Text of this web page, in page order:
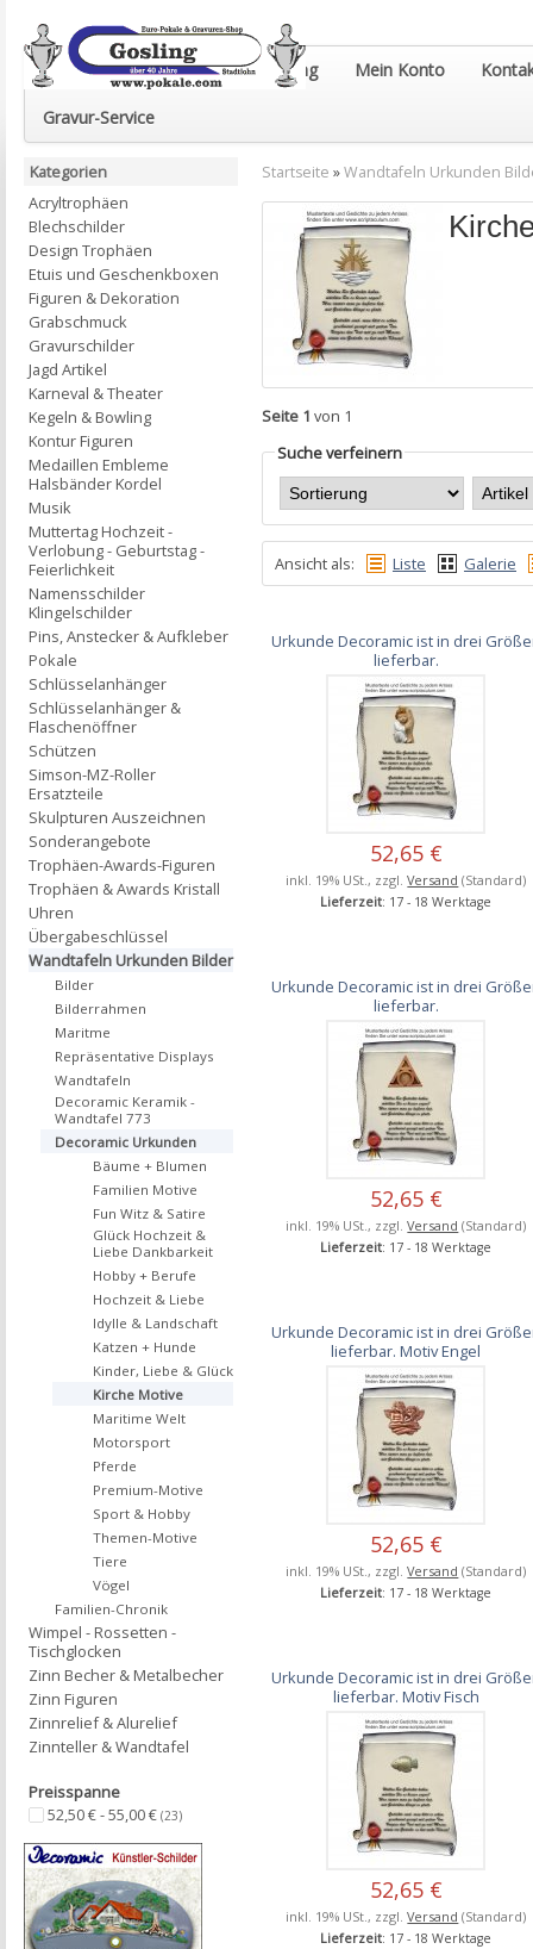
Euro-Pokale & Gravur-Shop Gosling Mein Konto
Gravur-Service
Startseite »Wandtafeln Urkunden
Seite 1 von 1
Suche verfeinern
Ansicht als: Liste Galerie
Urkunde Decoramic ist in drei
lieferbar.
52,65 €
inkl. 19% USt., zzgl.Versand (Standard)
Lieferzeit: 17 - 18 Werktage
Urkunde Decoramic ist in drei
lieferbar.
52,65 €
inkl. 19% USt., zzgl.Versand (Standard)
Lieferzeit: 17 - 18 Werktage
Urkunde Decoramic ist in drei
lieferbar. Motiv Engel
52,65 €
inkl. 19% USt., zzgl.Versand (Standard)
Lieferzeit: 17 - 18 Werktage
Urkunde Decoramic ist in drei
lieferbar. Motiv Fisch
52,65 €
inkl. 19% USt., zzgl.Versand (Standard)
Lieferzeit: 17 - 18 Werktage
Kategorien
Acryltrophäen
Blechschilder
Design Trophäen
Etuis und Geschenkboxen
Figuren & Dekoration
Grabschmuck
Gravurschilder
Jagd Artikel
Karneval & Theater
Kegeln & Bowling
Kontur Figuren
Medaillen Embleme
Halsbänder Kordel
Musik
Muttertag Hochzeit -
Verlobung - Geburtstag -
Feierlichkeit
Namensschilder
Klingelschilder
Pins, Anstecker & Aufkleber
Pokale
Schlüsselanhänger
Schlüsselanhänger &
Flaschenöffner
Schützen
Simson-MZ-Roller
Ersatzteile
Skulpturen Auszeichnen
Sonderangebote
Trophäen-Awards-Figuren
Trophäen & Awards Kristall
Uhren
Übergabeschlüssel
Wandtafeln Urkunden Bilder
Bilder
Bilderrahmen
Maritme
Repräsentative Displays
Wandtafeln
Decoramic Keramik -
Wandtafel 773
Decoramic Urkunden
Bäume + Blumen
Familien Motive
Fun Witz & Satire
Glück Hochzeit &
Liebe Dankbarkeit
Hobby + Berufe
Hochzeit & Liebe
Idylle & Landschaft
Katzen + Hunde
Kinder, Liebe & Glück
Kirche Motive
Maritime Welt
Motorsport
Pferde
Premium-Motive
Sport & Hobby
Themen-Motive
Tiere
Vögel
Familien-Chronik
Wimpel - Rossetten -
Tischglocken
Zinn Becher & Metalbecher
Zinn Figuren
Zinnrelief & Alurelief
Zinnteller & Wandtafel
Preisspanne
52,50 € - 55,00 € (23)